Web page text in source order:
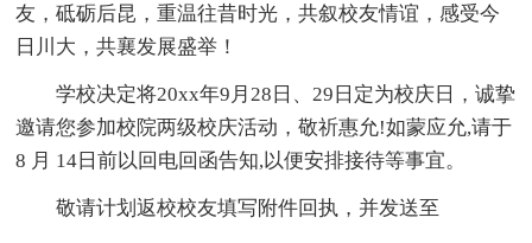
友，砥砺后昆，重温往昔时光，共叙校友情谊，感受今
日川大，共襄发展盛举！
学校决定将20xx年9月28日、29日定为校庆日，诚挚
邀请您参加校院两级校庆活动，敬祈惠允!如蒙应允,请于
8 月 14日前以回电回函告知,以便安排接待等事宜。
敬请计划返校校友填写附件回执，并发送至